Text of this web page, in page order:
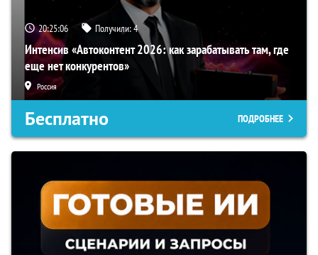
20:25:05 Получили:4
Интенсив «Автоконтент 2026: как зарабатывать там, где
еще нет конкурентов»
Россия
Бесплатно ПОДРОБНЕЕ